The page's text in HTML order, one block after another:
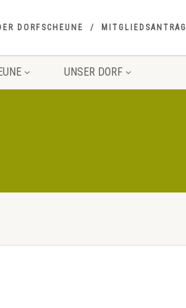
DORFSCHEUNE MITGLIEDSANTRAG
UNSER DORF